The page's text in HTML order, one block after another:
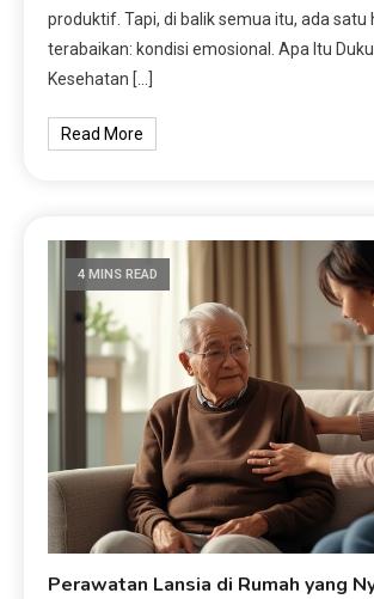
produktif. Tapi, di balik semua itu, ada satu
terabaikan: kondisi emosional. Apa Itu
Kesehatan […]
Read More
4 MINS READ
Perawatan Lansia di Rumah yang